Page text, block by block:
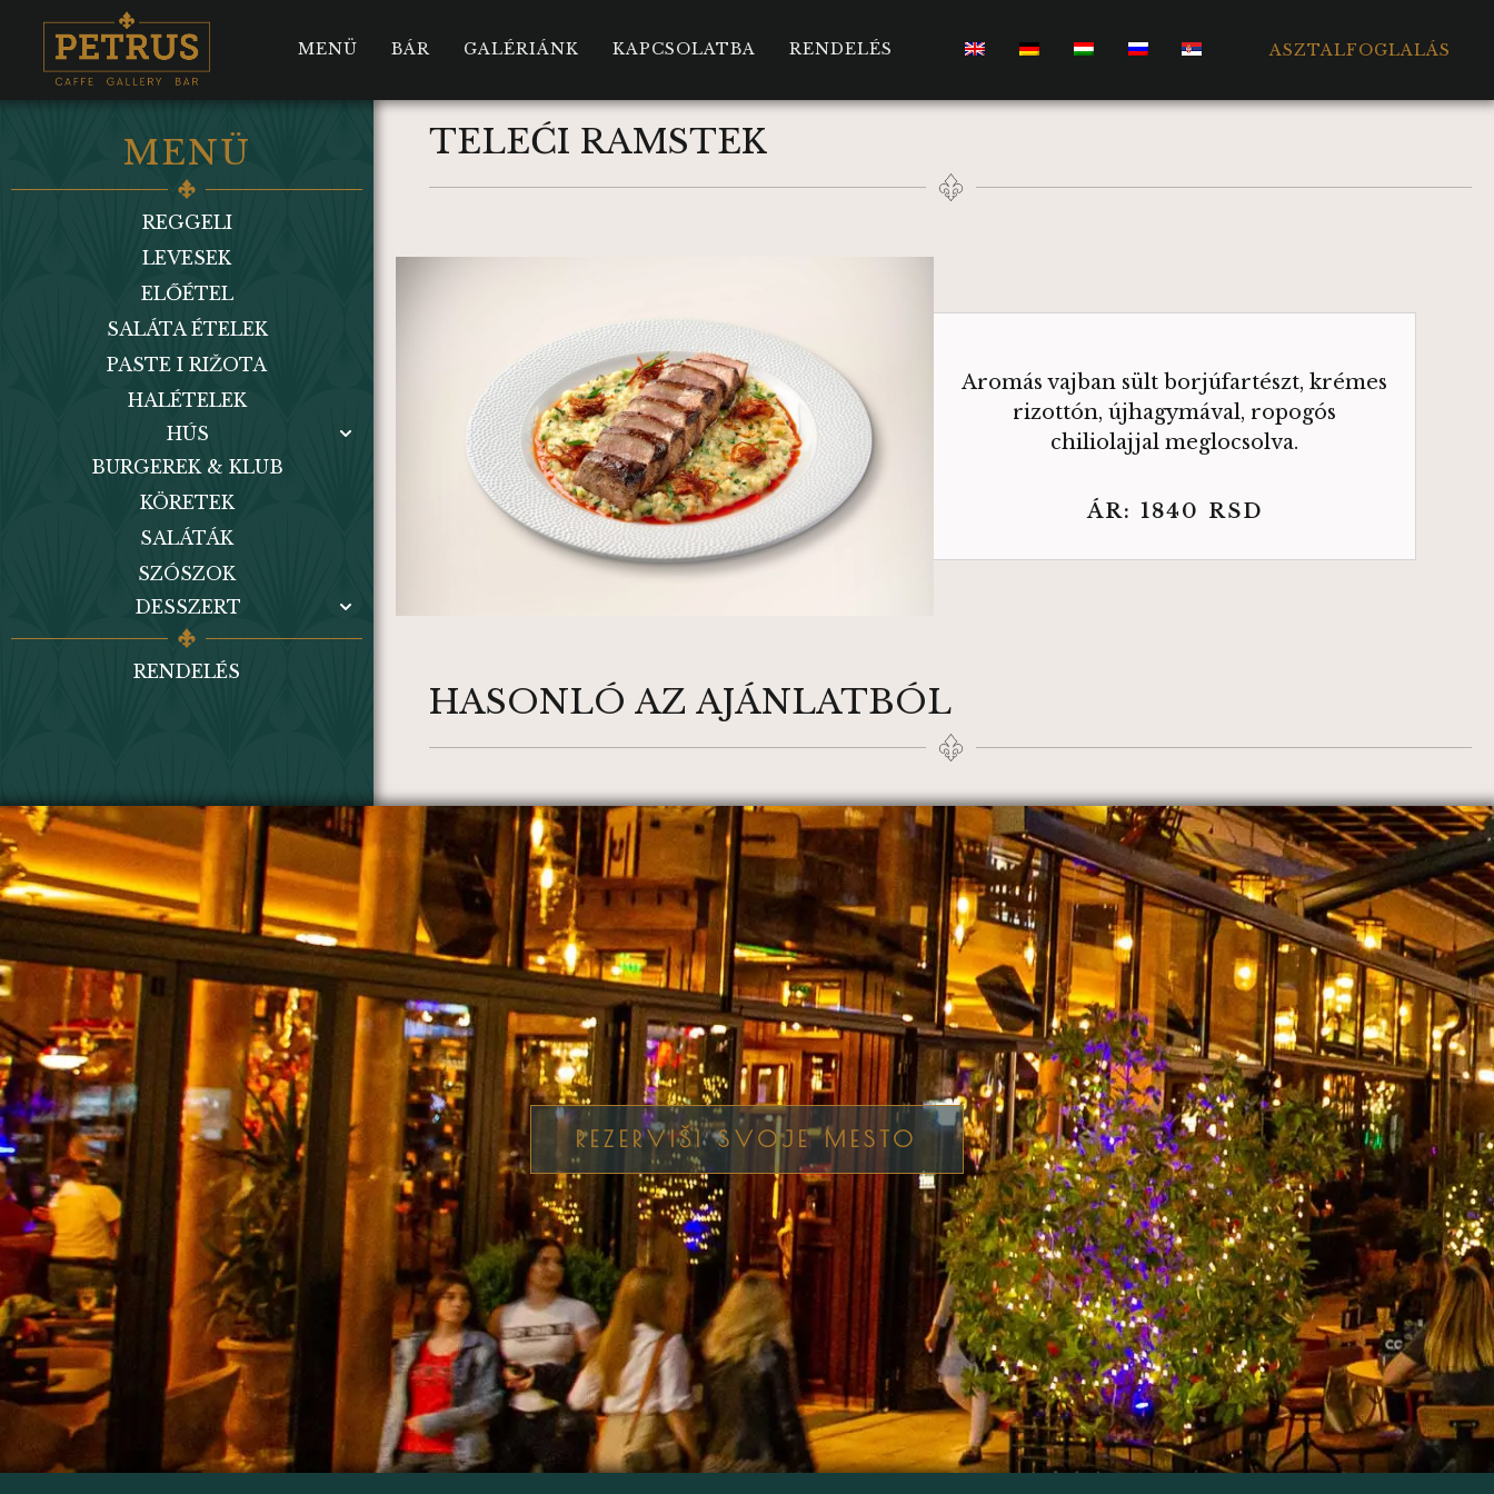
MENÜ BÁR GALÉRIÁNK KAPCSOLATBA RENDELÉS ASZTALFOGLALÁS
MENÜ
REGGELI
LEVESEK
ELŐÉTEL
SALÁTA ÉTELEK
PASTE I RIŽOTA
HALÉTELEK
HÚS
BURGEREK & KLUB
KÖRETEK
SALÁTÁK
SZÓSZOK
DESSZERT
RENDELÉS
TELEĆI RAMSTEK
Aromás vajban sült borjúfartészt, krémes
rizottón, újhagymával, ropogós
chiliolajjal meglocsolva.
ÁR: 1840 RSD
HASONLÓ AZ AJÁNLATBÓL
REZERVIŠI SVOJE MESTO